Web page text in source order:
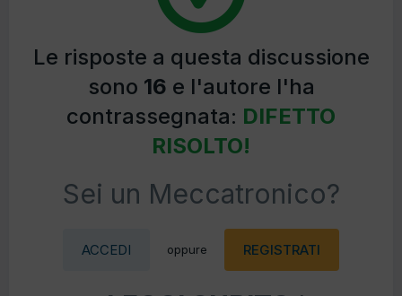
Le risposte a questa discussione
sono 16 e l'autore l'ha
contrassegnata: DIFETTO
RISOLTO!
Sei un Meccatronico?
ACCEDI oppure REGISTRATI